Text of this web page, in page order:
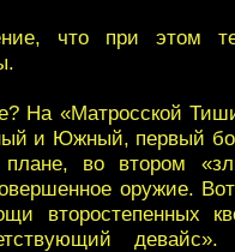
что при этом
На «Матросской
и Южный, первый
плане, во втором
оружие.
второстепенных